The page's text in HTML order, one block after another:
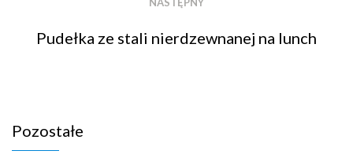
Pudełka ze stali nierdzewnanej na lunch
Pozostałe